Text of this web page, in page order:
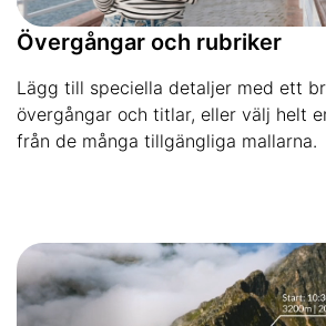
Övergångar och rubriker
Lägg till speciella detaljer med ett
övergångar och titlar, eller välj helt
från de många tillgängliga mallarna.